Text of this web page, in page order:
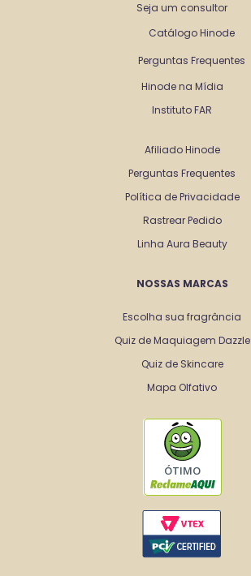
Seja um consultor
Catálogo Hinode
Perguntas Frequentes
Hinode na Mídia
Instituto FAR
Afiliado Hinode
Perguntas Frequentes
Política de Privacidade
Rastrear Pedido
Linha Aura Beauty
NOSSAS MARCAS
Escolha sua fragrância
Quiz de Maquiagem Dazzle
Quiz de Skincare
Mapa Olfativo
ÓTIMO